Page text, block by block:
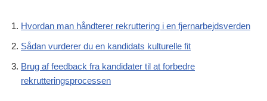
Hvordan man håndterer rekruttering i en fjernarbejdsverden
Sådan vurderer du en kandidats kulturelle fit
Brug af feedback fra kandidater til at forbedre
rekrutteringsprocessen